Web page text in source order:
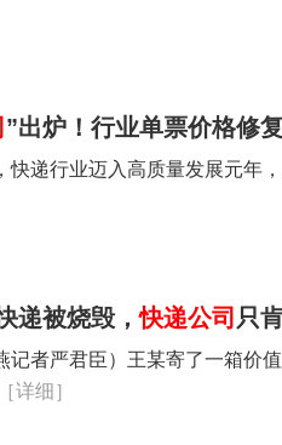
”出炉！行业单票价格修
快递行业迈入高质量发展元年
递被烧毁，快递公司 只
记者严君臣）王某寄了一箱价
［详细］